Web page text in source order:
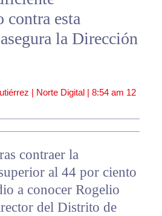
contra esta
la Dirección
| Norte Digital | 8:54 am 12
contraer la
al 44 por ciento
a conocer Rogelio
del Distrito de